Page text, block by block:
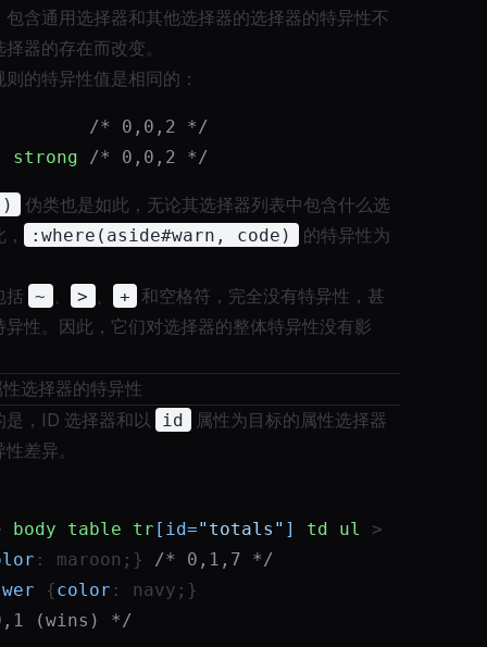
包含通用选择器和其他选择器的选择器的特异性不
器的存在而改变。
的特异性值是相同的：
/* 0,0,2 */
strong /* 0,0,2 */
伪类也是如此，无论其选择器列表中包含什么选
:where(aside#warn, code)
的特异性为
括 ~ > + 和空格符，完全没有特异性，甚
异性。因此，它们对选择器的整体特异性没有影
选择器的特异性
是，ID 选择器和以
id
属性为目标的属性选择器
差异。
body table tr [id="totals" ] td ul
: maroon;}
/* 0,1,7 */
{color
(wins) */